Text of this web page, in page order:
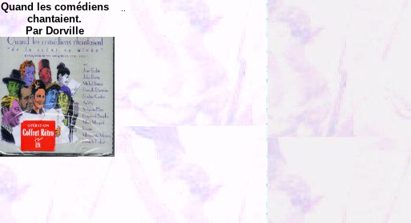
Quand les comédiens
chantaient.
Par Dorville